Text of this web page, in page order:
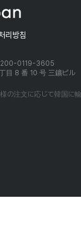
리방침
0119-3605
目 8 番 10 号 三鑛ビル
の注文に応じて韓国に